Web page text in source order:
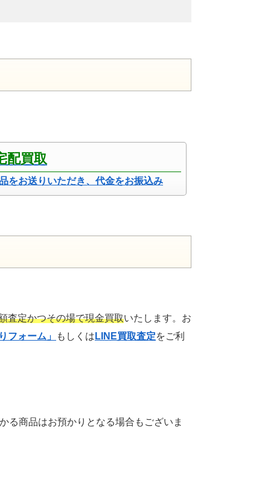
配買取
をお送りいただき、代金をお振込み
査定かつその場で現金買取いたします。お
フォーム」 もしくは LINE買取査定をご利
る商品はお預かりとなる場合もございま